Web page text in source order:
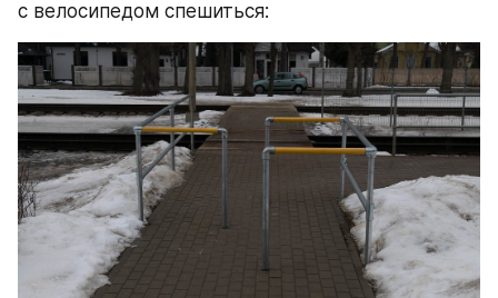
с велосипедом спешиться: